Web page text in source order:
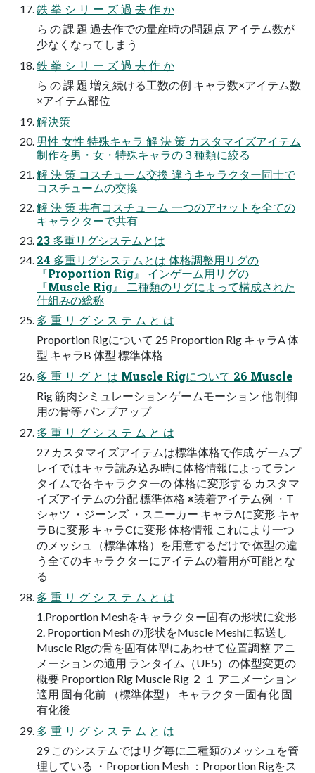
鉄 拳 シ リ ー ズ 過 去 作 か
ら の 課 題 過去作での量産時の問題点 アイテム数が
少なくなってしまう
鉄 拳 シ リ ー ズ 過 去 作 か
ら の 課 題 増え続ける工数の例 キャラ数×アイテム数
×アイテム部位
解決策
男性 女性 特殊キャラ 解 決 策 カスタマイズアイテム
制作を男・女・特殊キャラの３種類に絞る
解 決 策 コスチューム交換 違うキャラクター同士で
コスチュームの交換
解 決 策 共有コスチューム 一つのアセットを全ての
キャラクターで共有
23 多重リグシステムとは
24 多重リグシステムとは 体格調整用リグの
『Proportion Rig』 インゲーム用リグの
『Muscle Rig』 二種類のリグによって構成された
仕組みの総称
多 重 リ グ シ ス テ ム と は
Proportion Rigについて 25 Proportion Rig キャラA 体
型 キャラB 体型 標準体格
多 重 リ グ と は Muscle Rigについて 26 Muscle
Rig 筋肉シミュレーション ゲームモーション 他 制御
用の骨等 パンプアップ
多 重 リ グ シ ス テ ム と は
27 カスタマイズアイテムは標準体格で作成 ゲームプ
レイではキャラ読み込み時に体格情報によってラン
タイムで各キャラクターの 体格に変形する カスタマ
イズアイテムの分配 標準体格 ※装着アイテム例 ・T
シャツ ・ジーンズ ・スニーカー キャラAに変形 キャ
ラBに変形 キャラCに変形 体格情報 これにより一つ
のメッシュ（標準体格）を用意するだけで 体型の違
う全てのキャラクターにアイテムの着用が可能とな
る
多 重 リ グ シ ス テ ム と は
1.Proportion Meshをキャラクター固有の形状に変形
2. Proportion Mesh の形状をMuscle Meshに転送し
Muscle Rigの骨を固有体型にあわせて位置調整 アニ
メーションの適用 ランタイム（UE5）の体型変更の
概要 Proportion Rig Muscle Rig ２ １ アニメーション
適用 固有化前 （標準体型） キャラクター固有化 固
有化後
多 重 リ グ シ ス テ ム と は
29 このシステムではリグ毎に二種類のメッシュを管
理している ・Proportion Mesh ：Proportion Rigをス